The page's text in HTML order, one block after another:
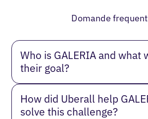
Domande
Who is GALERIA and what
their goal?
How did Uberall help
solve this challenge?